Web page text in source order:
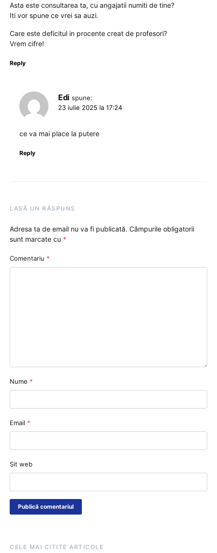
Asta este consultarea ta, cu angajatii numiti de tine?
Iti vor spune ce vrei sa auzi.
Care este deficitul in procente creat de profesori?
Vrem cifre!
Reply
Edi spune:
23 iulie 2025 la 17:24
ce va mai place la putere
Reply
LASĂ UN RĂSPUNS
Adresa ta de email nu va fi publicată. Câmpurile obligatorii
sunt marcate cu *
Comentariu *
Nume *
Email *
Sit web
CELE MAI CITITE ARTICOLE